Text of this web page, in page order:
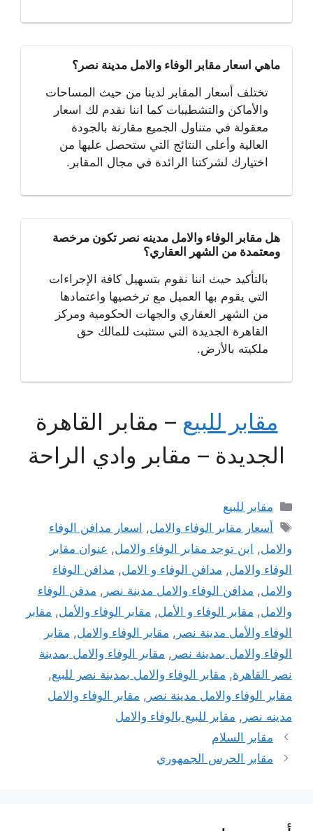
ماهي اسعار مقابر الوفاء والامل مدينة نصر؟
تختلف أسعار المقابر لدينا من حيث المساحات
والأماكن والتشطيبات كما اننا نقدم لك اسعار
معقولة في متناول الجميع مقارنة بالجودة
العالية وأعلى النتائج التي ستحصل عليها من
اختيارك لشركتنا الرائدة في مجال المقابر.
هل مقابر الوفاء والامل مدينه نصر تكون مرخصة
ومعتمدة من الشهر العقاري؟
بالتأكيد حيث اننا نقوم بتسهيل كافة الإجراءات
التي يقوم بها العميل مع ترخصيها واعتمادها
من الشهر العقاري والجهات الحكومية ومركز
القاهرة الجديدة التي ستثبت للمالك حق
ملكيته بالأرض.
مقابر للبيع – مقابر القاهرة
الجديدة – مقابر وادي الراحة
التصنيفات
مقابر للبيع
الوسوم
أسعار مقابر الوفاء والامل, اسعار مدافن الوفاء
والامل, اين توجد مقابر الوفاء والامل, عنوان مقابر
الوفاء والامل, مدافن الوفاء و الامل, مدافن الوفاء
والامل, مدافن الوفاء والامل مدينة نصر , مدفن الوفاء
والامل, مقابر الوفاء و الأمل, مقابر الوفاء والأمل, مقابر
الوفاء والأمل مدينة نصر , مقابر الوفاء والامل, مقابر
الوفاء والامل بمدينة نصر , مقابر الوفاء والامل بمدينة
نصر القاهرة, مقابر الوفاء والامل بمدينة نصر للبيع,
مقابر الوفاء والامل مدينة نصر , مقابر الوفاء والامل
مدينه نصر , مقابر للبيع بالوفاء والامل
مقابر السلام
مقابر الحرس الجمهوري